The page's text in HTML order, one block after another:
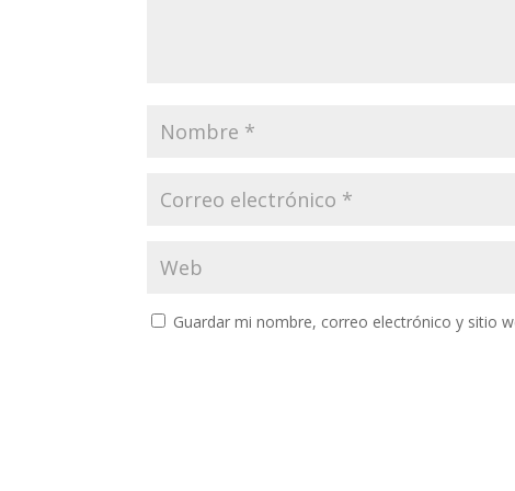
Guardar mi nombre, correo electrónico y sitio